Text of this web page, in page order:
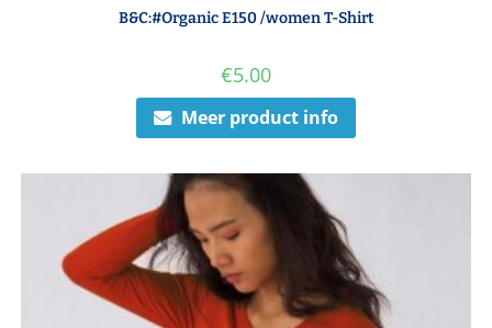
B&C:#Organic E150 /women T-Shirt
€5.00
Meer product info